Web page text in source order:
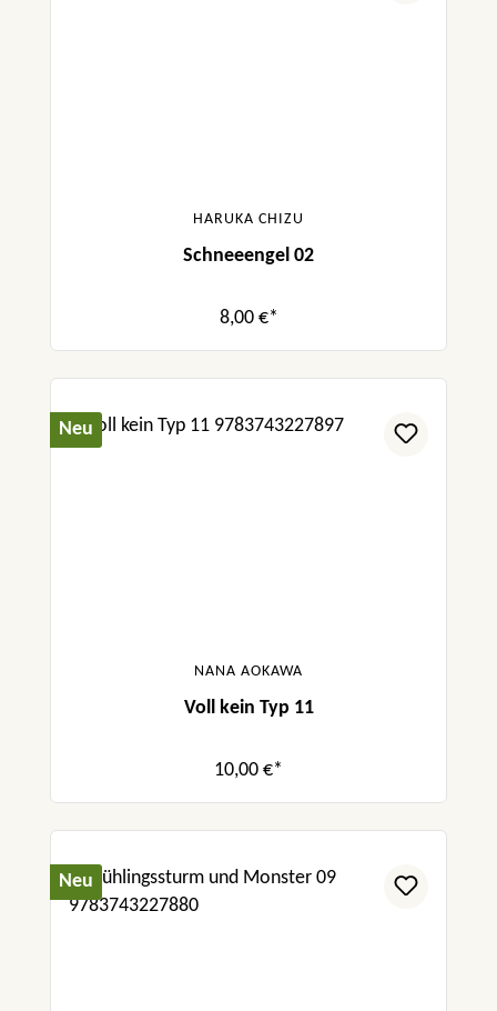
HARUKA CHIZU
Schneeengel 02
8,00 €*
Neu
NANA AOKAWA
Voll kein Typ 11
10,00 €*
Neu